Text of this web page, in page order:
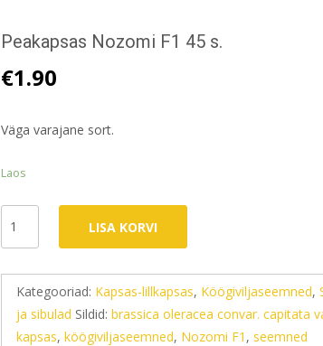
Peakapsas Nozomi F1 45 s.
€1.90
Väga varajane sort.
Laos
kogus
LISA KORVI
Kategooriad: Kapsas-lillkapsas, Köögiviljaseemned,
ja sibulad Sildid: brassica oleracea convar. capitata
kapsas, köögiviljaseemned, Nozomi F1 , seemned